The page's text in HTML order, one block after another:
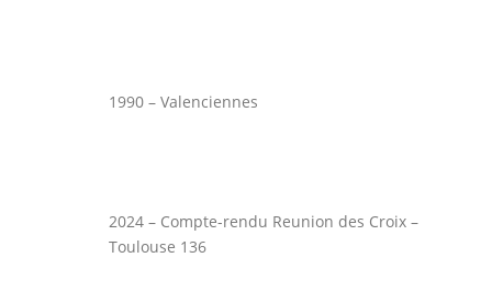
1990 – Valenciennes
2024 – Compte-rendu Reunion des Croix –
Toulouse 136